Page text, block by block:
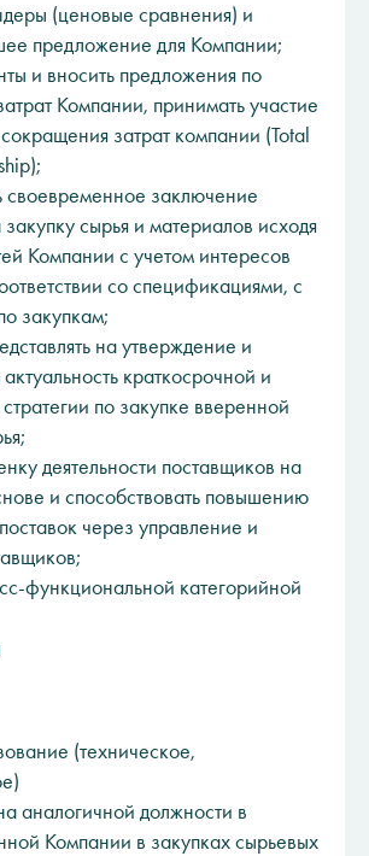
(ценовые сравнения) и
предложение для Компании;
и вносить предложения по
Компании, принимать участие
затрат компании (Total
своевременное заключение
закупку сырья и материалов исходя
Компании с учетом интересов
со спецификациями, с
закупкам;
на утверждение и
краткосрочной и
по закупке вверенной
деятельности поставщиков на
и способствовать повышению
через управление и
функциональной категорийной
(техническое,
аналогичной должности в
Компании в закупках сырьевых